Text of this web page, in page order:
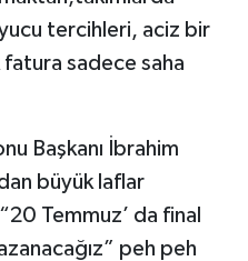
tercihleri, aciz bir
sadece saha
Başkanı İbrahim
büyük laflar
Temmuz’ da final
peh peh